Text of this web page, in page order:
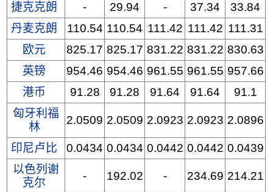
捷克克朗
- 29.94 - 37.34
33.84
丹麦克朗
110.54 110.54 111.42 111.42 111.31
欧元
825.17 825.17 831.22 831.22 830.63
英镑
954.46 954.46 961.55 961.55 957.66
港币
91.28 91.28 91.64 91.64
91.1
匈牙利福
林
2.0509 2.0509 2.0923 2.0923 2.0896
印尼卢比 0.0434 0.0434 0.0442 0.0442 0.0439
以色列谢
克尔
- 192.02 - 234.69 214.21